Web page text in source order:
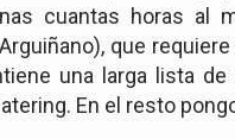
cuantas horas al
que
una larga lista
En el resto